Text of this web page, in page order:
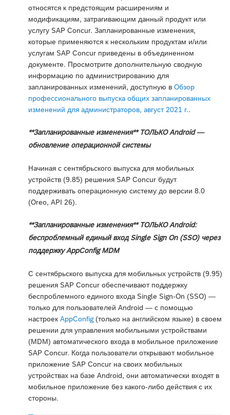
относятся к предстоящим расширениям и
модификациям, затрагивающим данный продукт или
услугу SAP Concur. Запланированные изменения,
которые применяются к нескольким продуктам и/или
услугам SAP Concur приведены в объединенном
документе. Просмотрите дополнительную сводную
информацию по администрированию для
запланированных изменений, доступную в Обзор
профессионального выпуска общих запланированных
изменений для администраторов, август 2021 г..
**Запланированные изменения** ТОЛЬКО Android —
обновление операционной системы
Начиная с сентябрьского выпуска для мобильных
устройств (9.85) решения SAP Concur будут
поддерживать операционную систему до версии 8.0
(Oreo, API 26).
**Запланированные изменения** ТОЛЬКО Android:
беспроблемный единый вход Single Sign On (SSO) через
поддержку AppConfig MDM
С сентябрьского выпуска для мобильных устройств (9.95)
решения SAP Concur обеспечивают поддержку
беспроблемного единого входа Single Sign-On (SSO) —
только для пользователей Android — с помощью
настроек AppConfig(только на английском языке) в своем
решении для управления мобильными устройствами
(MDM) автоматического входа в мобильное приложение
SAP Concur. Когда пользователи открывают мобильное
приложение SAP Concur на своих мобильных
устройствах на базе Android, они автоматически входят в
мобильное приложение без какого-либо действия с их
стороны.